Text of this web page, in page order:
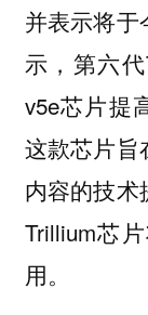
并表示将于
示，第六
v5e芯片提
这款芯片旨
内容的技
Trillium芯
用。